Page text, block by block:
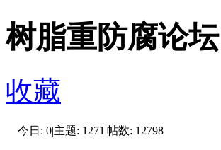
树脂重防腐论坛
收藏
今日: 0|主题: 1271 |帖数: 12798